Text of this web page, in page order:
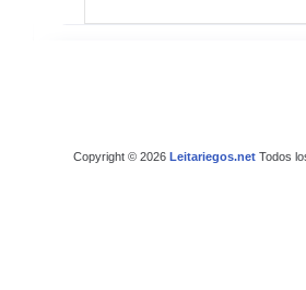
Copyright © 2026 Leitariegos.netTodos